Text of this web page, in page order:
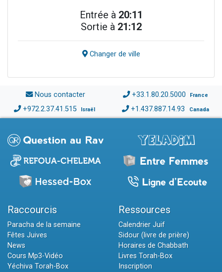
Entrée à 20:11
Sortie à 21:12
Changer de ville
Nous contacter +33.1.80.20.5000 France
+972.2.37.41.515 Israël +1.437.887.14.93 Canada
Raccourcis
Paracha de la semaine
Fêtes Juives
News
Cours Mp3-Vidéo
Yéchiva Torah-Box
Ressources
Calendrier Juif
Sidour (livre de prière)
Horaires de Chabbath
Livres Torah-Box
Inscription